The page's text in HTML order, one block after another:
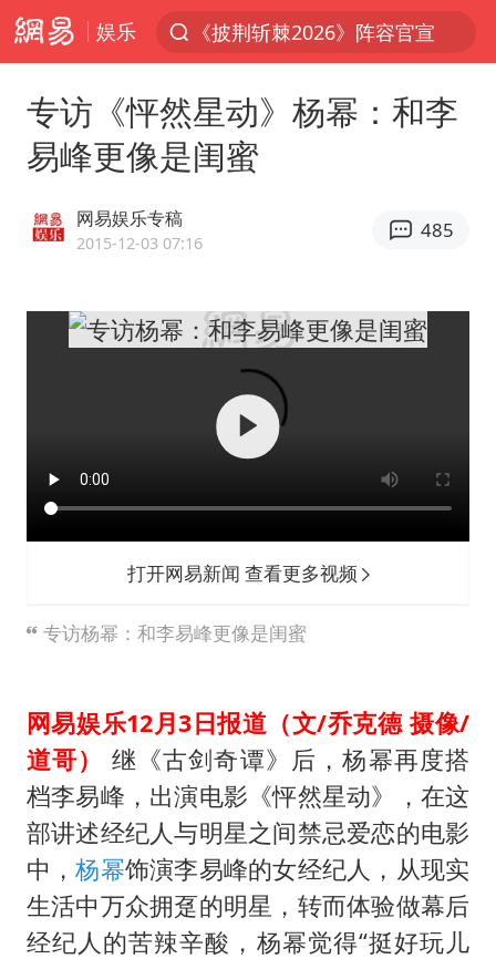
娱乐
浙江省委书记：该停下的坚决停下来
白海豚将给京津冀带来大暴雨
上海中心千吨“镇楼神器”摆动明显
《龙餐馆》 冲奖
灌溉水坝被隔成鱼塘 村民投诉20余年
以军士兵把枪口对准中国记者
顾客将调料瓶扔火锅里泄愤
上海有出现龙卷潜势
奋力开创中国式现代化建设新局面
专访《怦然星动》杨幂：和李
易峰更像是闺蜜
网易娱乐专稿
2015-12-03 07:16
485
打开网易新闻 查看更多视频
专访杨幂：和李易峰更像是闺蜜
网易娱乐12月3日报道（文/乔克德 摄像/
道哥）
继《古剑奇谭》后，杨幂再度搭
档李易峰，出演电影《怦然星动》，在这
部讲述经纪人与明星之间禁忌爱恋的电影
中，杨幂饰演李易峰的女经纪人，从现实
生活中万众拥趸的明星，转而体验做幕后
经纪人的苦辣辛酸，杨幂觉得“挺好玩儿